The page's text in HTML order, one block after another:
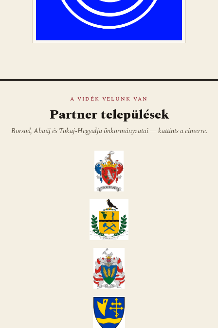
A VIDÉK VELÜNK VAN
Partner települések
Borsod, Abaúj és Tokaj-Hegyalja önkormányzatai — kattints a címerre.